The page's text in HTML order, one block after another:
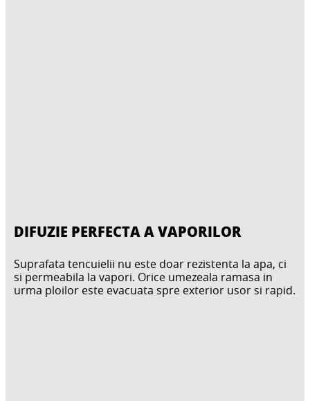
DIFUZIE PERFECTA A VAPORILOR
Suprafata tencuielii nu este doar rezistenta la apa, ci
si permeabila la vapori. Orice umezeala ramasa in
urma ploilor este evacuata spre exterior usor si rapid.